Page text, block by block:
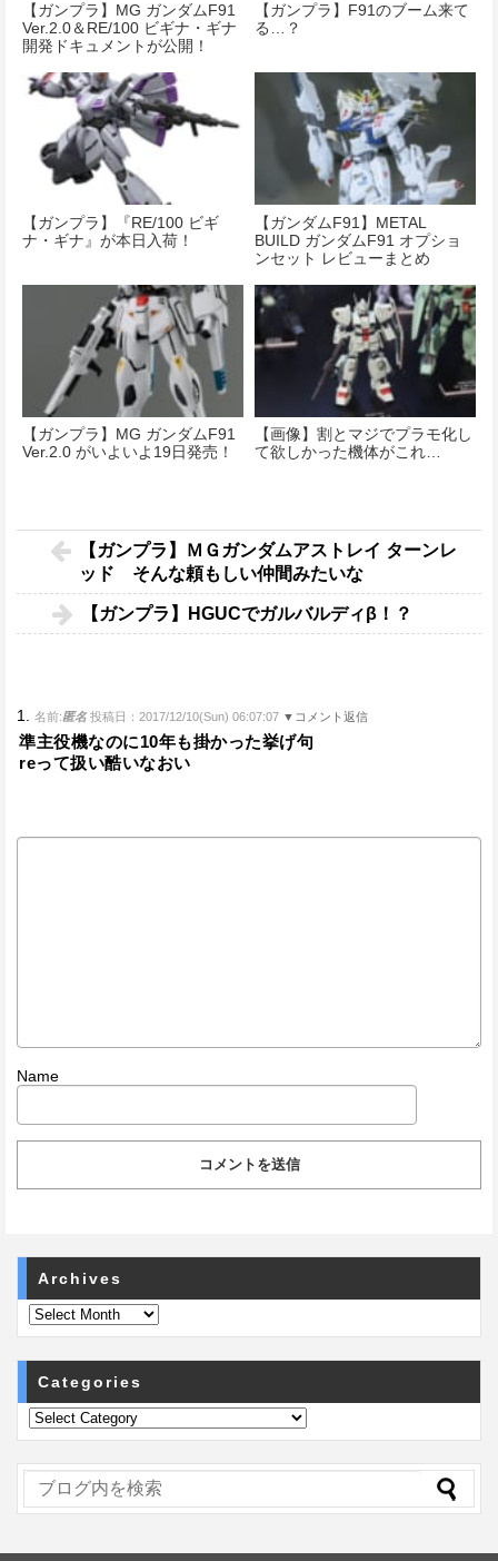
【ガンプラ】MG ガンダムF91
Ver.2.0＆RE/100 ビギナ・ギナ
開発ドキュメントが公開！
【ガンプラ】F91のブーム来て
る…？
【ガンプラ】『RE/100 ビギ
ナ・ギナ』が本日入荷！
【ガンダムF91】METAL
BUILD ガンダムF91 オプショ
ンセット レビューまとめ
【ガンプラ】MG ガンダムF91
Ver.2.0 がいよいよ19日発売！
【画像】割とマジでプラモ化し
て欲しかった機体がこれ…
【ガンプラ】ＭＧガンダムアストレイ ターンレ
ッド そんな頼もしい仲間みたいな
【ガンプラ】HGUCでガルバルディβ！？
1. 名前:匿名 投稿日：2017/12/10(Sun) 06:07:07 ▼コメント返信
準主役機なのに10年も掛かった挙げ句
reって扱い酷いなおい
Name
Archives
Categories